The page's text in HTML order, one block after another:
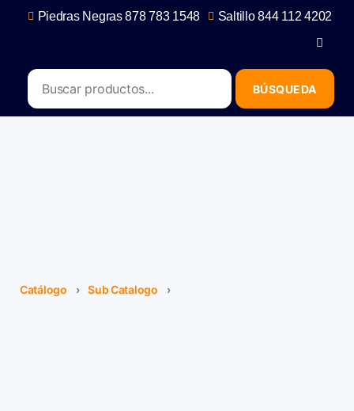
Piedras Negras 878 783 1548
Saltillo 844 112 4202
Catálogo › Sub Catalogo ›